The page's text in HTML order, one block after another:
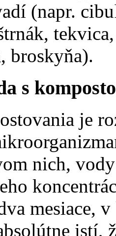
(napr.
broskyňa).
s
je
nich,
mesiace,
istí,